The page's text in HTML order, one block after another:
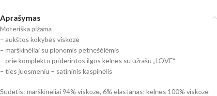
Aprašymas
Moteriška pižama
– aukštos kokybės viskozė
– marškinėliai su plonomis petnešėlėmis
– prie komplekto priderintos ilgos kelnės su užrašu „LOVE“
– ties juosmeniu – satininis kaspinėlis
Sudėtis: marškinėliai 94% viskozė, 6% elastanas; kelnės 100% viskozė